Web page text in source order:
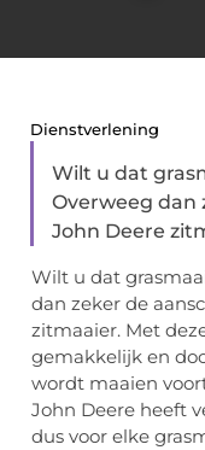
Dienstverlening
Wilt u dat
Overweeg dan
John Deere
Wilt u dat
dan zeker de
zitmaaier. Met
gemakkelijk en
wordt maaien
John Deere heeft
dus voor elke